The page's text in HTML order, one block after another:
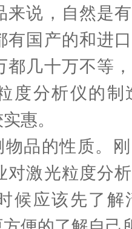
来说，自然是
有国产的和进
都几十万不等
度分析仪的制
惠。
物品的性质。
对激光粒度分
候应该先了